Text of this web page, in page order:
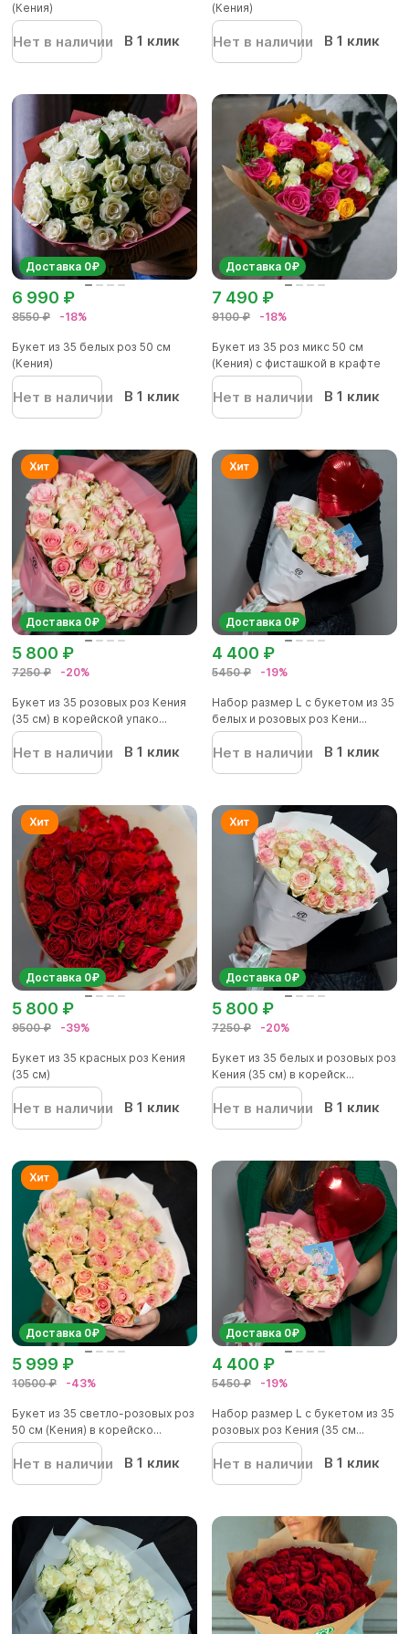
(Кения)
Нет в наличии В 1 клик
(Кения)
Нет в наличии В 1 клик
Доставка 0₽
8550 ₽ -18%
6 990 ₽
Букет из 35 белых роз 50 см
(Кения)
Нет в наличии В 1 клик
Доставка 0₽
9100 ₽ -18%
7 490 ₽
Букет из 35 роз микс 50 см
(Кения) с фисташкой в крафте
Нет в наличии В 1 клик
Доставка 0₽
7250 ₽ -20%
5 800 ₽
Букет из 35 розовых роз Кения
(35 см) в корейской упако...
Нет в наличии В 1 клик
Доставка 0₽
5450 ₽ -19%
4 400 ₽
Набор размер L с букетом из 35
белых и розовых роз Кени...
Нет в наличии В 1 клик
Доставка 0₽
9500 ₽ -39%
5 800 ₽
Букет из 35 красных роз Кения
(35 см)
Нет в наличии В 1 клик
Доставка 0₽
7250 ₽ -20%
5 800 ₽
Букет из 35 белых и розовых роз
Кения (35 см) в корейск...
Нет в наличии В 1 клик
Доставка 0₽
10500 ₽ -43%
5 999 ₽
Букет из 35 светло-розовых роз
50 см (Кения) в корейско...
Нет в наличии В 1 клик
Доставка 0₽
5450 ₽ -19%
4 400 ₽
Набор размер L с букетом из 35
розовых роз Кения (35 см...
Нет в наличии В 1 клик